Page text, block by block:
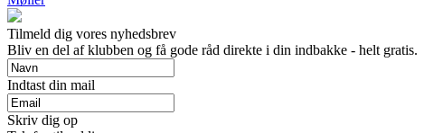
Tilmeld dig vores nyhedsbrev
Bliv en del af klubben og få gode råd direkte i din indbakke - helt gratis.
Indtast din mail
Skriv dig op